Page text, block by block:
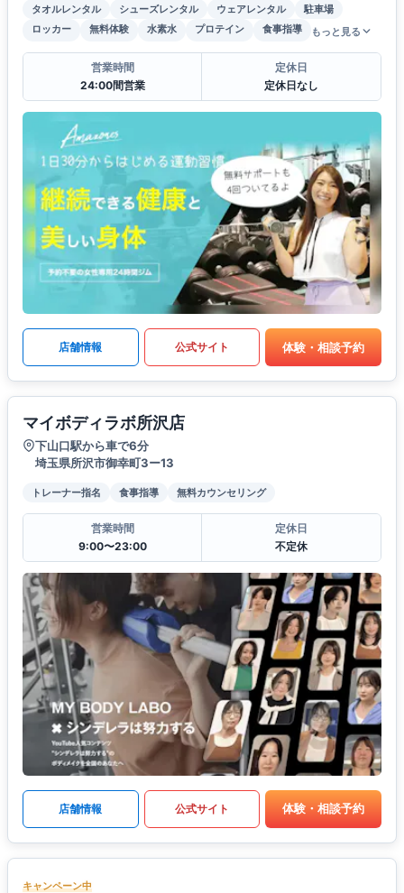
タオルレンタル シューズレンタル ウェアレンタル
駐車場
ロッカー
無料体験 水素水 プロテイン 食事指導 もっと見る
営業時間
24:00間営業
定休日
定休日なし
店舗情報 公式サイト 体験・相談予約
マイボディラボ所沢店
下山口駅から車で6分
埼玉県所沢市御幸町3ー13
トレーナー指名 食事指導 無料カウンセリング
営業時間
9:00〜23:00
定休日
不定休
店舗情報 公式サイト 体験・相談予約
キャンペーン中